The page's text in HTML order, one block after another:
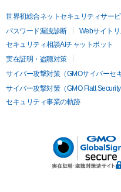
世界初総合ネットセキュリティサー
パスワード漏洩診断
Webサイト
セキュリティ相談AIチャットボット
実在証明・盗聴対策
サイバー攻撃対策（GMOサイバーセ
サイバー攻撃対策（GMO Flatt Security
セキュリティ事業の軌跡